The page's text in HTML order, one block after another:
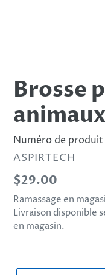
Brosse
animaux
Numéro de produit
DISTRIBUTEUR
ASPIRTECH
Prix
normal
$29.00
Ramassage en
Livraison disponible
en magasin.